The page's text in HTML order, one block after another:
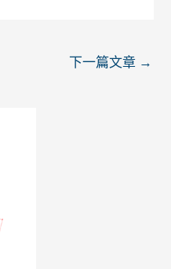
下一篇文章 →